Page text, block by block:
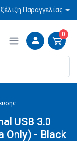
Παραγγελίας
0
USB 3.0
Only) - Black